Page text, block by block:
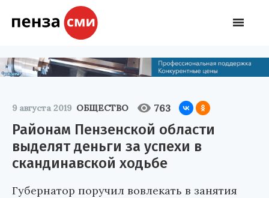
9 августа 2019 ОБЩЕСТВО 763
Районам Пензенской области
выделят деньги за успехи в
скандинавской ходьбе
Губернатор поручил вовлекать в занятия